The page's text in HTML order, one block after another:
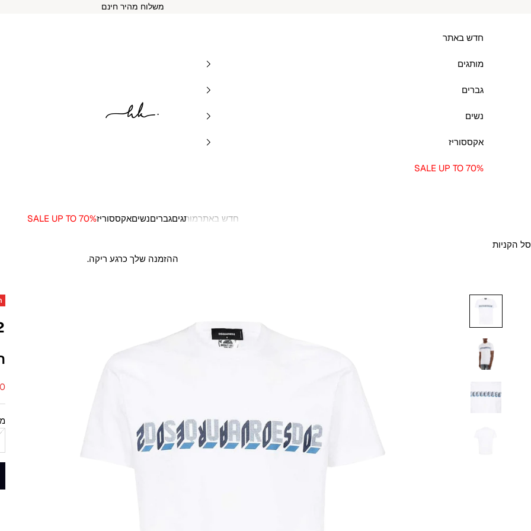
משלוח מהיר חינם
HK BRANDS
חדש באתרמותגיםגבריםנשיםאקססוריזSALE UP TO 70%
חדש באתר
מותגים
גברים
נשים
אקססוריז
SALE UP TO 70%
סל הקניות
ההזמנה שלך כרגע ריקה.